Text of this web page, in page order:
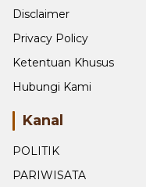
Disclaimer
Privacy Policy
Ketentuan Khusus
Hubungi Kami
Kanal
POLITIK
PARIWISATA